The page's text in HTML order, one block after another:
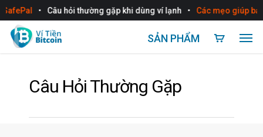
• Câu hỏi thường gặp khi dùng ví lạnh • Các mẹo giúp bảo
SẢN PHẨM
Câu Hỏi Thường Gặp